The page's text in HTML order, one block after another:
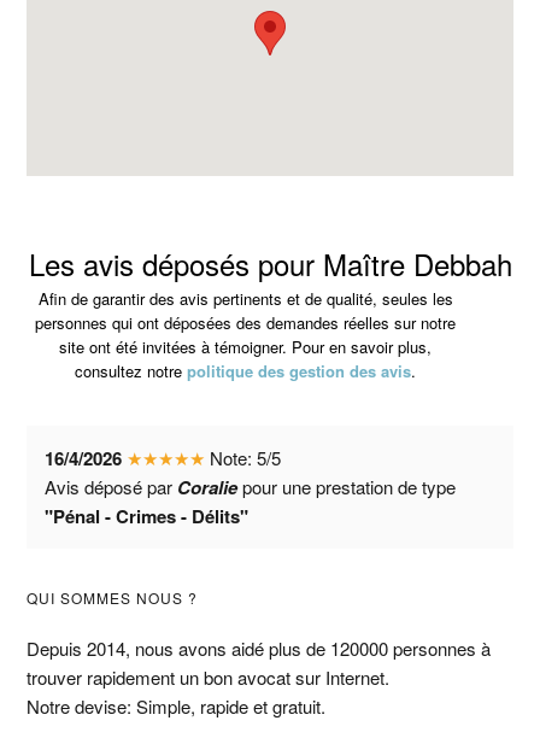
Les avis déposés pour Maître Debbah
Afin de garantir des avis pertinents et de qualité, seules les
personnes qui ont déposées des demandes réelles sur notre
site ont été invitées à témoigner. Pour en savoir plus,
consultez notrepolitique des gestion des avis.
16/4/2026 ★★★★★ Note:5/5
Avis déposé par Coraliepour une prestation de type
"Pénal - Crimes - Délits"
Barre
latérale
principale
QUI SOMMES NOUS ?
Depuis 2014, nous avons aidé plus de 120000 personnes à
trouver rapidement un bon avocat sur Internet.
Notre devise: Simple, rapide et gratuit.